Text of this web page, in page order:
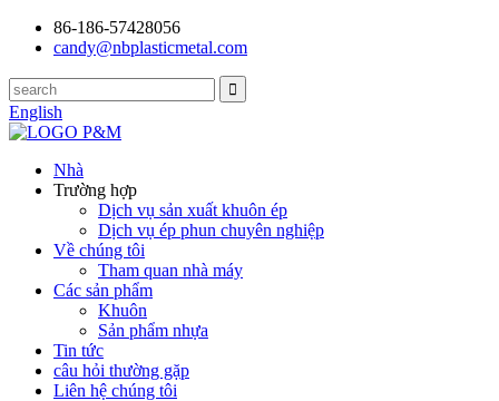
86-186-57428056
candy@nbplasticmetal.com
English
Nhà
Trường hợp
Dịch vụ sản xuất khuôn ép
Dịch vụ ép phun chuyên nghiệp
Về chúng tôi
Tham quan nhà máy
Các sản phẩm
Khuôn
Sản phẩm nhựa
Tin tức
câu hỏi thường gặp
Liên hệ chúng tôi